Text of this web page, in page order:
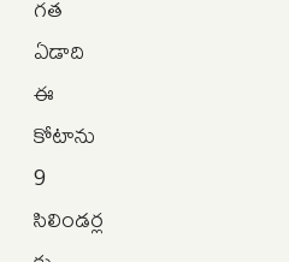
ఏడాది
ఈ
కోటాను
9
సిలిండర్ల